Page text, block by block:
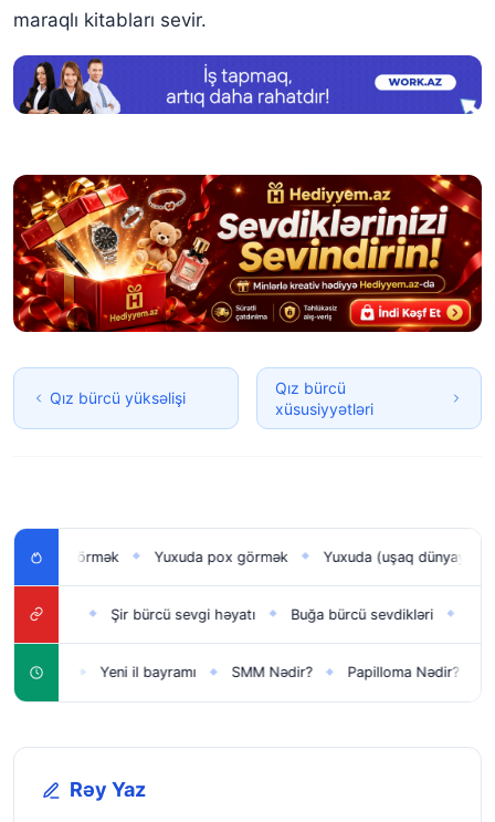
maraqlı kitabları sevir.
Qız bürcü yüksəlişi
Qız bürcü
xüsusiyyətləri
uşağı görmək ◆ Yuxuda pox görmək ◆ Yuxuda (uşaq dünyaya
Şir bürcü sevgi həyatı ◆ Buğa bürcü sevdikləri ◆ Dolça
üçün Yeni il bayramı ◆ SMM Nədir? ◆ Papilloma Nədir? ◆
Rəy Yaz